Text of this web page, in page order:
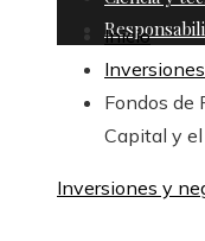
Inicio
Fondos de
Capital y
Inversiones y